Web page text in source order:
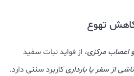
اعصاب مرکزی، از فواید نبات سفید
از سفر یا بارداریکاربرد سنتی دارد.